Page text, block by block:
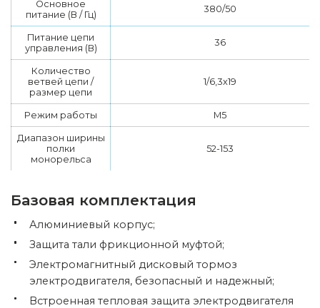
Основное
питание (В / Гц)
380/50
Питание цепи
управления (В)
36
Количество
ветвей цепи /
размер цепи
1/6,3х19
Режим работы М5
Диапазон ширины
полки
монорельса
52-153
Базовая комплектация
Алюминиевый корпус;
Защита тали фрикционной муфтой;
Электромагнитный дисковый тормоз
электродвигателя, безопасный и надежный;
Встроенная тепловая защита электродвигателя